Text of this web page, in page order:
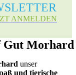
ANMELDEN
Gut Morhard
unser
und tierische